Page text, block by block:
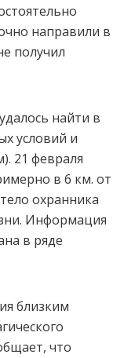
направили в
получил
найти в
условий и
21 февраля
в 6 км. от
охранника
Информация
в ряде
близким
что